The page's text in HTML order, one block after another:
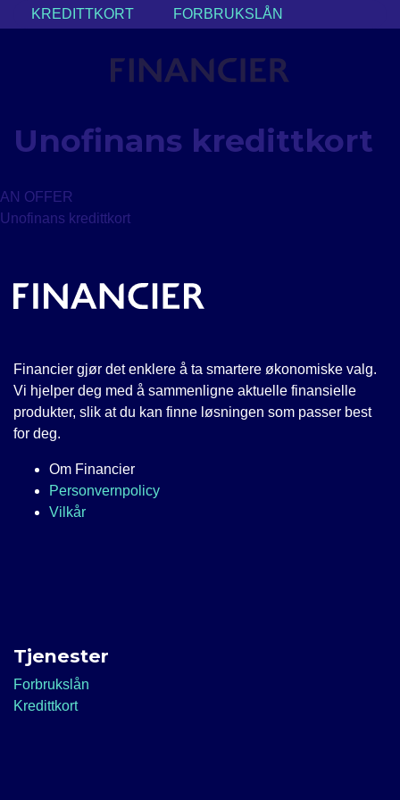
to
KREDITTKORT FORBRUKSLÅN
Unofinans kredittkort
AN OFFER
Unofinans kredittkort
Financier gjør det enklere å ta smartere økonomiske valg.
Vi hjelper deg med å sammenligne aktuelle finansielle
produkter, slik at du kan finne løsningen som passer best
for deg.
Om Financier
Personvernpolicy
Vilkår
Tjenester
Forbrukslån
Kredittkort